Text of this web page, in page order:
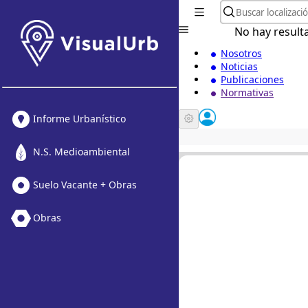
Informe Urbanístico
N.S. Medioambiental
Suelo Vacante + Obras
Obras
No hay
Nosotros
Noticias
Publicaciones
Normativas